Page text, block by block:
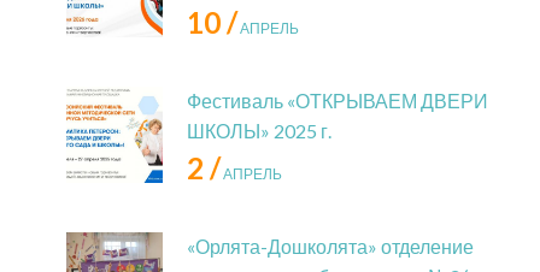
10 /АПРЕЛЬ
Фестиваль «ОТКРЫВАЕМ ДВЕРИ
ШКОЛЫ» 2025 г.
2 /АПРЕЛЬ
«Орлята-Дошколята» отделение